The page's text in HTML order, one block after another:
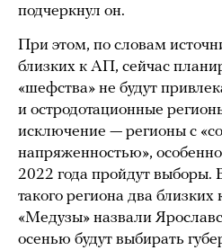
подчеркнул он.
При этом, по словам
близких к АП, сейчас
«шефства» не будут
и остродотационные
исключение — регионы с
напряженностью», особенно
2022 года пройдут выборы.
такого региона два
«Медузы» назвали
осенью будут выбирать